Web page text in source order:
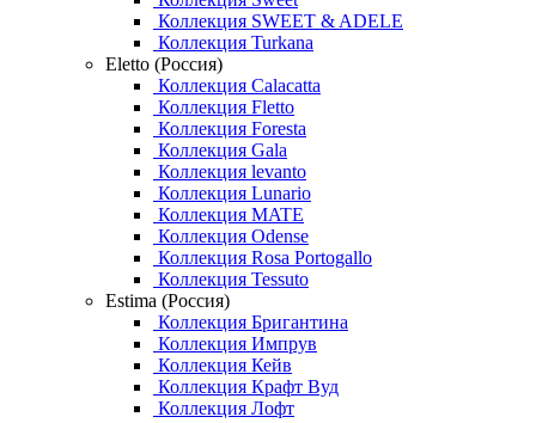
Коллекция SWEET & ADELE
Коллекция Turkana
Eletto (Россия)
Коллекция Calacatta
Коллекция Fletto
Коллекция Foresta
Коллекция Gala
Коллекция levanto
Коллекция Lunario
Коллекция MATE
Коллекция Odense
Коллекция Rosa Portogallo
Коллекция Tessuto
Estima (Россия)
Коллекция Бригантина
Коллекция Импрув
Коллекция Кейв
Коллекция Крафт Вуд
Коллекция Лофт